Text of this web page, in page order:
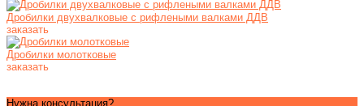
Дробилки двухвалковые с рифлеными валками ДДВ
заказать
Дробилки молотковые
заказать
Нужна консультация?